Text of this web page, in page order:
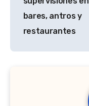
bares, antros y
restaurantes